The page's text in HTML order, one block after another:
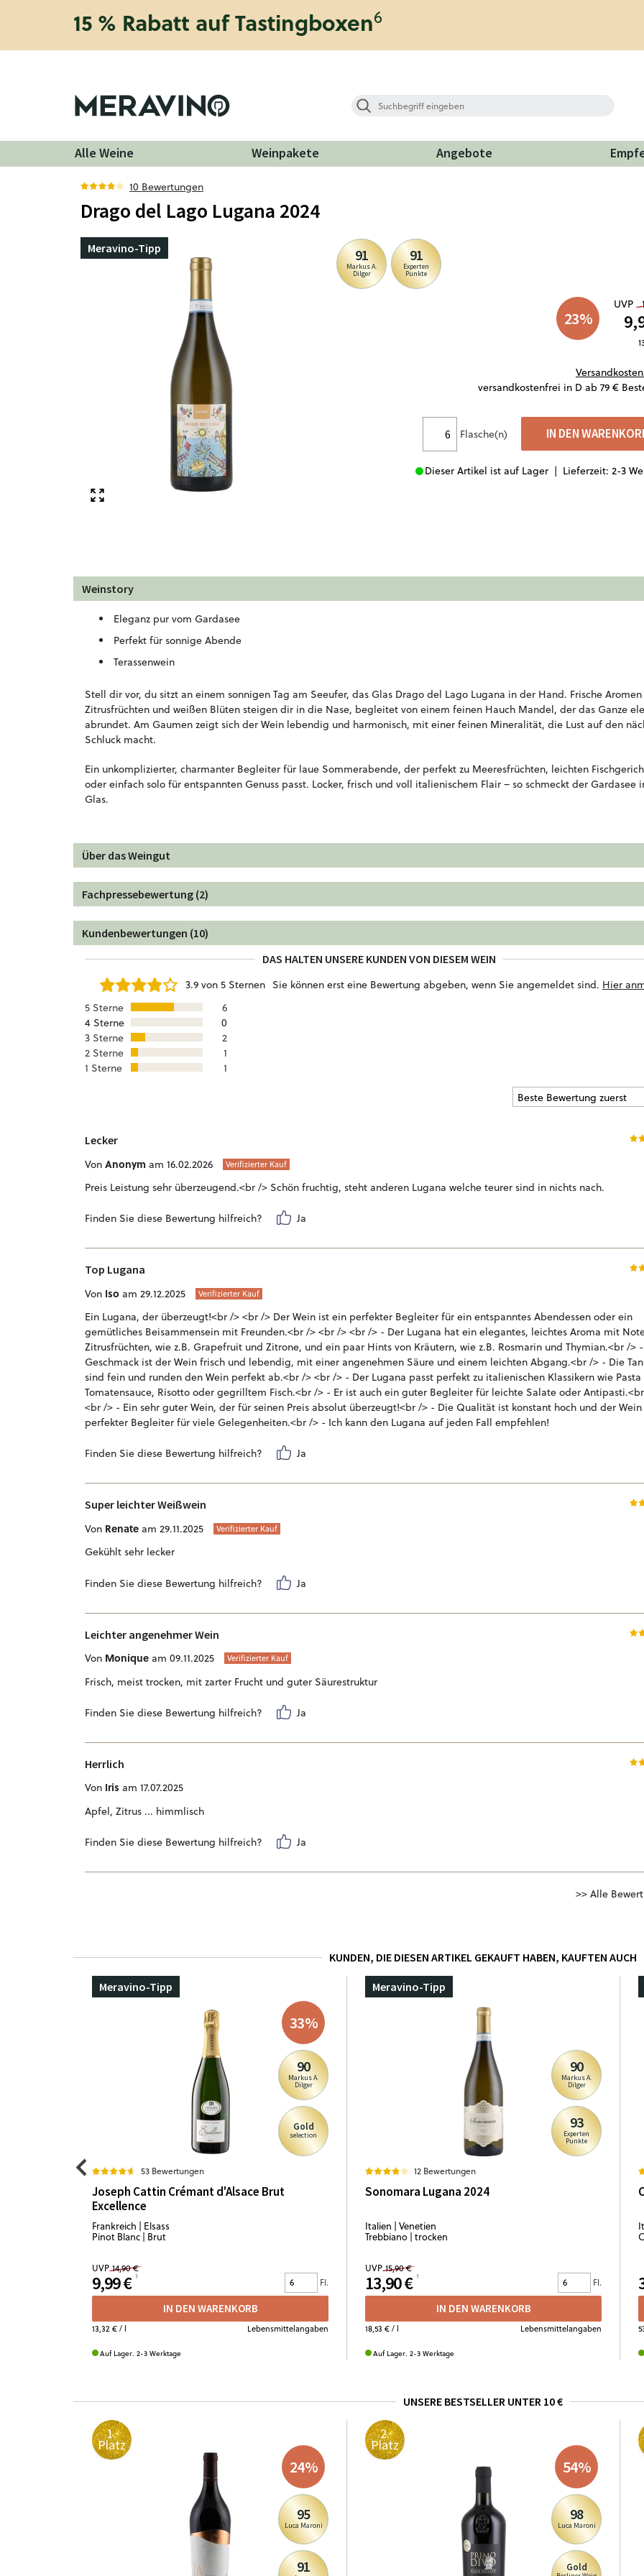
15 % Rabatt auf Tastingboxen6
Alle Weine Weinpakete Angebote
10 Bewertungen
Drago del Lago Lugana 2024
Meravino-Tipp 91
Markus A.
Dilger
91
Experten
Punkte
23%
UVP
Versandkosten
versandkostenfrei in D ab 79 €
Flasche(n) IN DEN
Lieferzeit: 2-3
Dieser Artikel ist auf Lager |
Weinstory
Eleganz pur vom Gardasee
Perfekt für sonnige Abende
Terassenwein
Stell dir vor, du sitzt an einem sonnigen Tag am Seeufer, das Glas Drago del Lago Lugana in der Hand. Frische
Zitrusfrüchten und weißen Blüten steigen dir in die Nase, begleitet von einem feinen Hauch Mandel, der das Ganze
abrundet. Am Gaumen zeigt sich der Wein lebendig und harmonisch, mit einer feinen Mineralität, die Lust auf den
Schluck macht.
Ein unkomplizierter, charmanter Begleiter für laue Sommerabende, der perfekt zu Meeresfrüchten, leichten
oder einfach solo für entspannten Genuss passt. Locker, frisch und voll italienischem Flair – so schmeckt der Gardasee
Glas.
Über das Weingut
Fachpressebewertung (2)
Kundenbewertungen (10)
DAS HALTEN UNSERE KUNDEN VON DIESEM WEIN
Sie können erst eine Bewertung abgeben, wenn Sie angemeldet sind. Hier
3.9 von 5 Sternen
5 Sterne
6
4 Sterne
0
3 Sterne
2
2 Sterne
1
1 Sterne
1
Lecker
Von Anonym am 16.02.2026 Verifizierter Kauf
Preis Leistung sehr überzeugend.<br /> Schön fruchtig, steht anderen Lugana welche teurer sind in nichts nach.
Finden Sie diese Bewertung hilfreich? Ja
Top Lugana
Von Iso am 29.12.2025 Verifizierter Kauf
Ein Lugana, der überzeugt!<br /> <br /> Der Wein ist ein perfekter Begleiter für ein entspanntes Abendessen oder ein
gemütliches Beisammensein mit Freunden.<br /> <br /> <br /> - Der Lugana hat ein elegantes, leichtes Aroma mit
Zitrusfrüchten, wie z.B. Grapefruit und Zitrone, und ein paar Hints von Kräutern, wie z.B. Rosmarin und Thymian.<br />
Geschmack ist der Wein frisch und lebendig, mit einer angenehmen Säure und einem leichten Abgang.<br /> - Die
sind fein und runden den Wein perfekt ab.<br /> <br /> - Der Lugana passt perfekt zu italienischen Klassikern wie
Tomatensauce, Risotto oder gegrilltem Fisch.<br /> - Er ist auch ein guter Begleiter für leichte Salate oder
<br /> - Ein sehr guter Wein, der für seinen Preis absolut überzeugt!<br /> - Die Qualität ist konstant hoch und der
perfekter Begleiter für viele Gelegenheiten.<br /> - Ich kann den Lugana auf jeden Fall empfehlen!
Finden Sie diese Bewertung hilfreich? Ja
Super leichter Weißwein
Von Renate am 29.11.2025 Verifizierter Kauf
Gekühlt sehr lecker
Finden Sie diese Bewertung hilfreich? Ja
Leichter angenehmer Wein
Von Monique am 09.11.2025 Verifizierter Kauf
Frisch, meist trocken, mit zarter Frucht und guter Säurestruktur
Finden Sie diese Bewertung hilfreich? Ja
Herrlich
Von Iris am 17.07.2025
Apfel, Zitrus ... himmlisch
Finden Sie diese Bewertung hilfreich? Ja
>> Alle
KUNDEN, DIE DIESEN ARTIKEL GEKAUFT HABEN, KAUFTEN AUCH
Meravino-Tipp
33%
90
Markus A.
Dilger
Gold
selection
53 Bewertungen
Joseph Cattin Crémant d'Alsace Brut
Excellence
Frankreich | Elsass
Pinot Blanc | Brut
UVP 14,90 €
9,99 € Fl.
IN DEN WARENKORB
13,32 €/ l Lebensmittelangaben
Auf Lager. 2-3 Werktage
Meravino-Tipp
90
Markus A.
Dilger
93
Experten
Punkte
12 Bewertungen
Sonomara Lugana 2024
Italien | Venetien
Trebbiano | trocken
UVP 15,90 €
13,90 € Fl.
IN DEN WARENKORB
18,53 €/ l Lebensmittelangaben
Auf Lager. 2-3 Werktage
UNSERE BESTSELLER UNTER 10 €
1.
Platz
24%
95
Luca Maroni
91
2.
Platz
54%
98
Luca Maroni
Gold